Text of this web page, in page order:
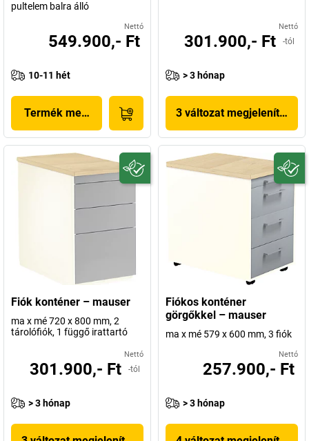
pultelem balra álló
Nettó
549.900,- Ft
10-11 hét
Termék megjelenítése
Nettó
301.900,- Ft -tól
> 3 hónap
3 változat megjelenítése
Fiók konténer – mauser
ma x mé 720 x 800 mm, 2
tárolófiók, 1 függő irattartó
Nettó
301.900,- Ft -tól
> 3 hónap
Fiókos konténer
görgőkkel – mauser
ma x mé 579 x 600 mm, 3 fiók
Nettó
257.900,- Ft
> 3 hónap